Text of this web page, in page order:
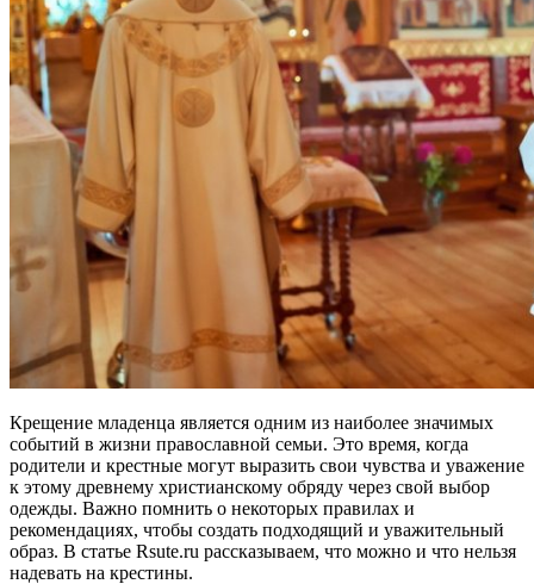
Крещение младенца является одним из наиболее значимых
событий в жизни православной семьи. Это время, когда
родители и крестные могут выразить свои чувства и уважение
к этому древнему христианскому обряду через свой выбор
одежды. Важно помнить о некоторых правилах и
рекомендациях, чтобы создать подходящий и уважительный
образ. В статье Rsute.ru рассказываем, что можно и что нельзя
надевать на крестины.